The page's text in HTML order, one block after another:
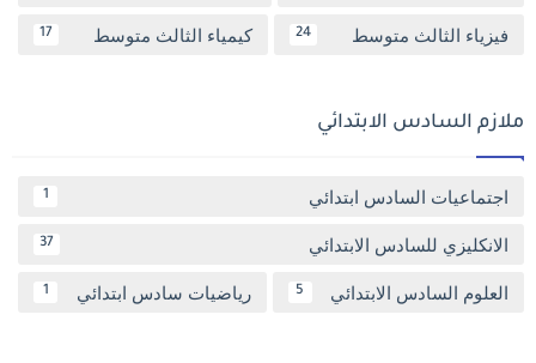
فيزياء الثالث متوسط 24 كيمياء الثالث متوسط 17
ملازم السادس الابتدائي
اجتماعيات السادس ابتدائي 1
الانكليزي للسادس الابتدائي 37
العلوم السادس الابتدائي 5 رياضيات سادس ابتدائي 1